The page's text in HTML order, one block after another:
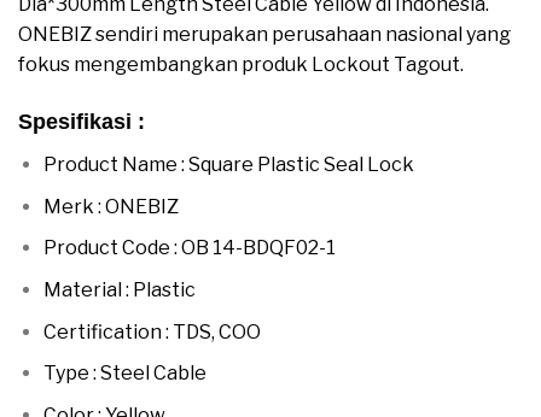
Dia*300mm Length Steel Cable Yellow di Indonesia.
ONEBIZ sendiri merupakan perusahaan nasional yang
fokus mengembangkan produk Lockout Tagout.
Spesifikasi :
Product Name : Square Plastic Seal Lock
Merk : ONEBIZ
Product Code : OB 14-BDQF02-1
Material : Plastic
Certification : TDS, COO
Type : Steel Cable